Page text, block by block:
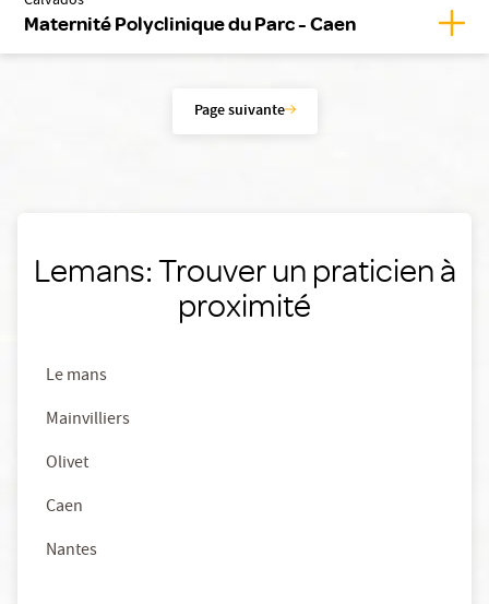
Maternité Polyclinique du Parc - Caen
Page suivante
Lemans: Trouver un praticien à
proximité
Le mans
Mainvilliers
Olivet
Caen
Nantes